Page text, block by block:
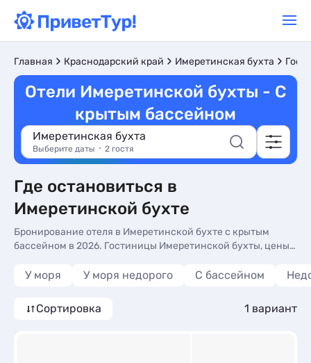
Главная Краснодарский край Имеретинская бухта
Отели Имеретинской бухты - С
крытым бассейном
Имеретинская бухта
Выберите даты 2 гостя
Где остановиться в
Имеретинской бухте
Бронирование отеля в Имеретинской бухте с крытым
бассейном в 2026. Гостиницы Имеретинской бухты, цены,
У моря У моря недорого С бассейном
Сортировка 1 вариант